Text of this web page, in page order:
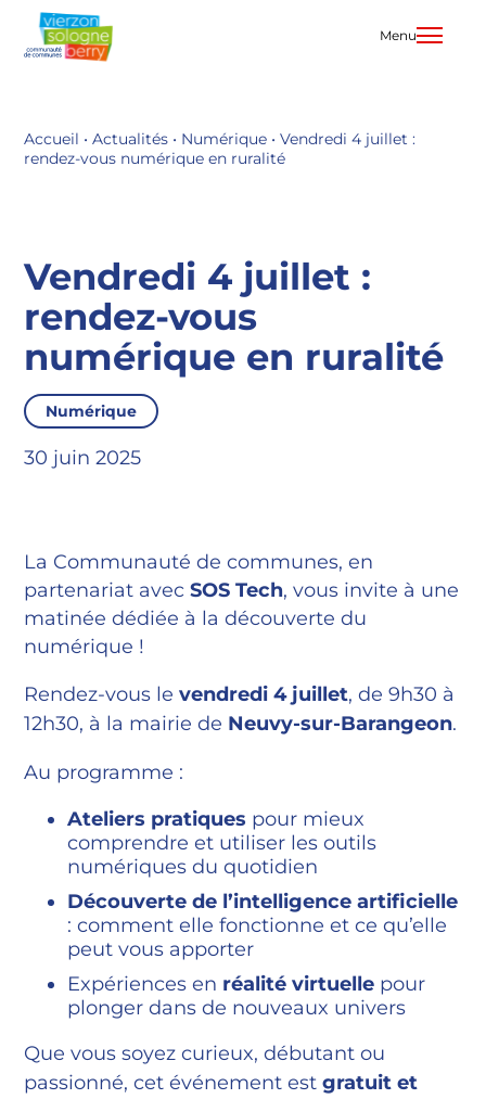
Aller
contenu
Menu
Accueil •Actualités • Numérique •Vendredi 4 juillet :
rendez-vous numérique en ruralité
Vendredi 4 juillet :
rendez-vous
numérique en ruralité
Numérique
30 juin 2025
La Communauté de communes, en
partenariat avecSOS Tech, vous invite à une
matinée dédiée à la découverte du
numérique !
Rendez-vous levendredi 4 juillet, de 9h30 à
12h30, à la mairie de Neuvy-sur-Barangeon.
Au programme :
Ateliers pratiques pour mieux
comprendre et utiliser les outils
numériques du quotidien
Découverte de l’intelligence artificielle
: comment elle fonctionne et ce qu’elle
peut vous apporter
Expériences en réalité virtuelle pour
plonger dans de nouveaux univers
Que vous soyez curieux, débutant ou
passionné, cet événement estgratuit et